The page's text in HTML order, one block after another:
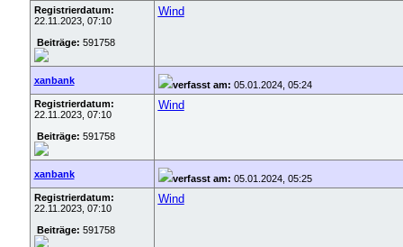
Registrierdatum:
22.11.2023, 07:10
Beiträge: 591758
Wind
xanbank verfasst am: 05.01.2024, 05:24
Registrierdatum:
22.11.2023, 07:10
Beiträge: 591758
Wind
xanbank verfasst am: 05.01.2024, 05:25
Registrierdatum:
22.11.2023, 07:10
Beiträge: 591758
Wind